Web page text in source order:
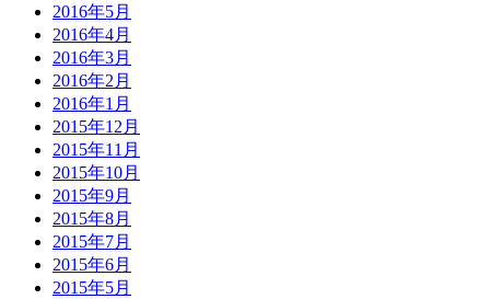
2016年5月
2016年4月
2016年3月
2016年2月
2016年1月
2015年12月
2015年11月
2015年10月
2015年9月
2015年8月
2015年7月
2015年6月
2015年5月